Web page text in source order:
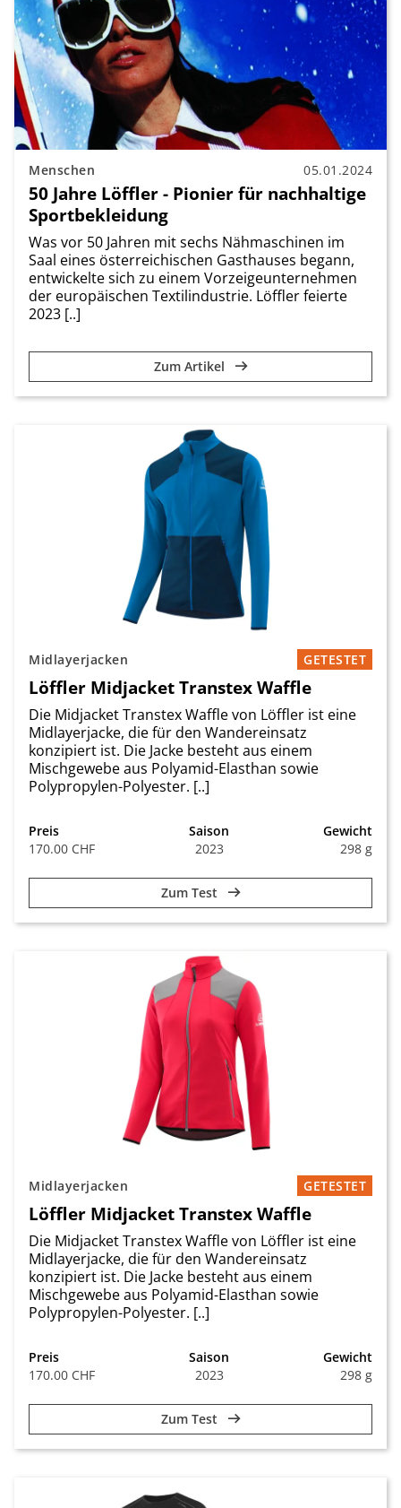
Menschen 05.01.2024
50 Jahre Löffler - Pionier für nachhaltige
Sportbekleidung
Was vor 50 Jahren mit sechs Nähmaschinen im
Saal eines österreichischen Gasthauses begann,
entwickelte sich zu einem Vorzeigeunternehmen
der europäischen Textilindustrie. Löffler feierte
2023 [..]
Zum Artikel
Midlayerjacken GETESTET
Löffler Midjacket Transtex Waffle
Die Midjacket Transtex Waffle von Löffler ist eine
Midlayerjacke, die für den Wandereinsatz
konzipiert ist. Die Jacke besteht aus einem
Mischgewebe aus Polyamid-Elasthan sowie
Polypropylen-Polyester. [..]
Preis
170.00 CHF
Saison
2023
Gewicht
298 g
Zum Test
Midlayerjacken GETESTET
Löffler Midjacket Transtex Waffle
Die Midjacket Transtex Waffle von Löffler ist eine
Midlayerjacke, die für den Wandereinsatz
konzipiert ist. Die Jacke besteht aus einem
Mischgewebe aus Polyamid-Elasthan sowie
Polypropylen-Polyester. [..]
Preis
170.00 CHF
Saison
2023
Gewicht
298 g
Zum Test